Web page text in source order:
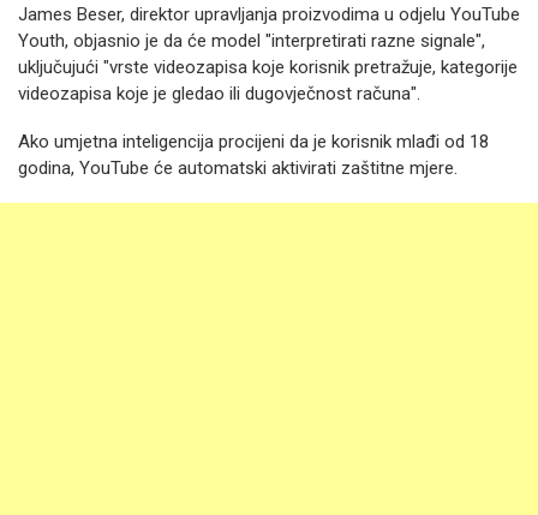
James Beser, direktor upravljanja proizvodima u odjelu YouTube
Youth, objasnio je da će model "interpretirati razne signale",
uključujući "vrste videozapisa koje korisnik pretražuje, kategorije
videozapisa koje je gledao ili dugovječnost računa".
Ako umjetna inteligencija procijeni da je korisnik mlađi od 18
godina, YouTube će automatski aktivirati zaštitne mjere.